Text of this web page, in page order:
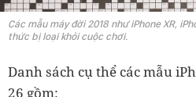
Các mẫu máy đời 2018 như iPhone XR,
thức bị loại khỏi cuộc chơi.
Danh sách cụ thể các mẫu
26 gồm: